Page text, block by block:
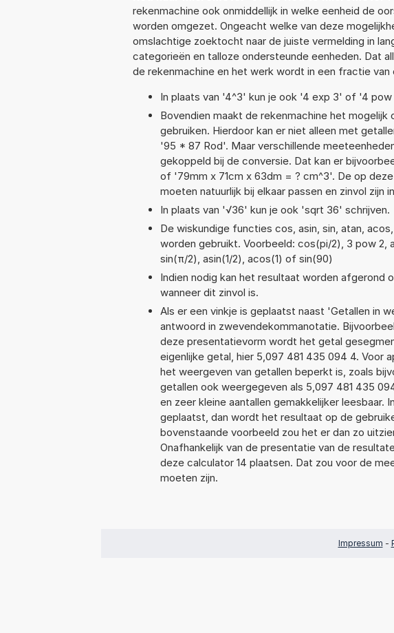
rekenmachine ook onmiddellijk in welke eenheid de
worden omgezet. Ongeacht welke van deze
omslachtige zoektocht naar de juiste vermelding in
categorieën en talloze ondersteunde eenheden. Dat
de rekenmachine en het werk wordt in een fractie van
In plaats van '4^3' kun je ook '4 exp 3' of '4 pow
Bovendien maakt de rekenmachine het
gebruiken. Hierdoor kan er niet alleen met
'95 * 87 Rod'. Maar verschillende
gekoppeld bij de conversie. Dat kan er
of '79mm x 71cm x 63dm = ? cm^3'. De op
moeten natuurlijk bij elkaar passen en zinvol
In plaats van '√36' kun je ook 'sqrt 36' schrijven.
De wiskundige functies cos, asin, sin, atan,
worden gebruikt. Voorbeeld: cos(pi/2), 3 pow 2,
sin(π/2), asin(1/2), acos(1) of sin(90)
Indien nodig kan het resultaat worden afgerond
wanneer dit zinvol is.
Als er een vinkje is geplaatst naast 'Getallen in
antwoord in zwevendekommanotatie.
deze presentatievorm wordt het getal
eigenlijke getal, hier 5,097 481 435 094 4. Voor
het weergeven van getallen beperkt is, zoals
getallen ook weergegeven als 5,097 481 435
en zeer kleine aantallen gemakkelijker leesbaar.
geplaatst, dan wordt het resultaat op de
bovenstaande voorbeeld zou het er dan zo
Onafhankelijk van de presentatie van de
deze calculator 14 plaatsen. Dat zou voor de
moeten zijn.
Impressum -